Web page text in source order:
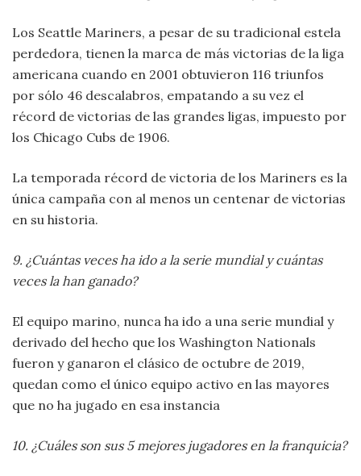
Los Seattle Mariners, a pesar de su tradicional estela
perdedora, tienen la marca de más victorias de la liga
americana cuando en 2001 obtuvieron 116 triunfos
por sólo 46 descalabros, empatando a su vez el
récord de victorias de las grandes ligas, impuesto por
los Chicago Cubs de 1906.
La temporada récord de victoria de los Mariners es la
única campaña con al menos un centenar de victorias
en su historia.
9. ¿Cuántas veces ha ido a la serie mundial y cuántas
veces la han ganado?
El equipo marino, nunca ha ido a una serie mundial y
derivado del hecho que los Washington Nationals
fueron y ganaron el clásico de octubre de 2019,
quedan como el único equipo activo en las mayores
que no ha jugado en esa instancia
10. ¿Cuáles son sus 5 mejores jugadores en la franquicia?